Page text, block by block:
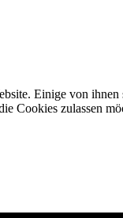
Einige von
Cookies zulassen